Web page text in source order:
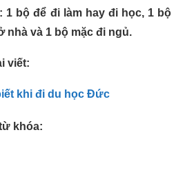
1 bộ để đi làm hay đi học, 1 bộ
nhà và 1 bộ mặc đi ngủ.
viết:
khi đi du học Đức
khóa: